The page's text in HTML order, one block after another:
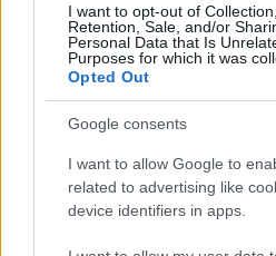
I want to opt-out of
Retention, Sale, and/or
Personal Data that Is
Purposes for which it was
Opted Out
Google consents
I want to allow Google to
related to advertising like
device identifiers in apps.
– Nem tudtunk beszélni
szeparálva. Az előadás
mindenki igyekezett a
Hollósi Frigyes